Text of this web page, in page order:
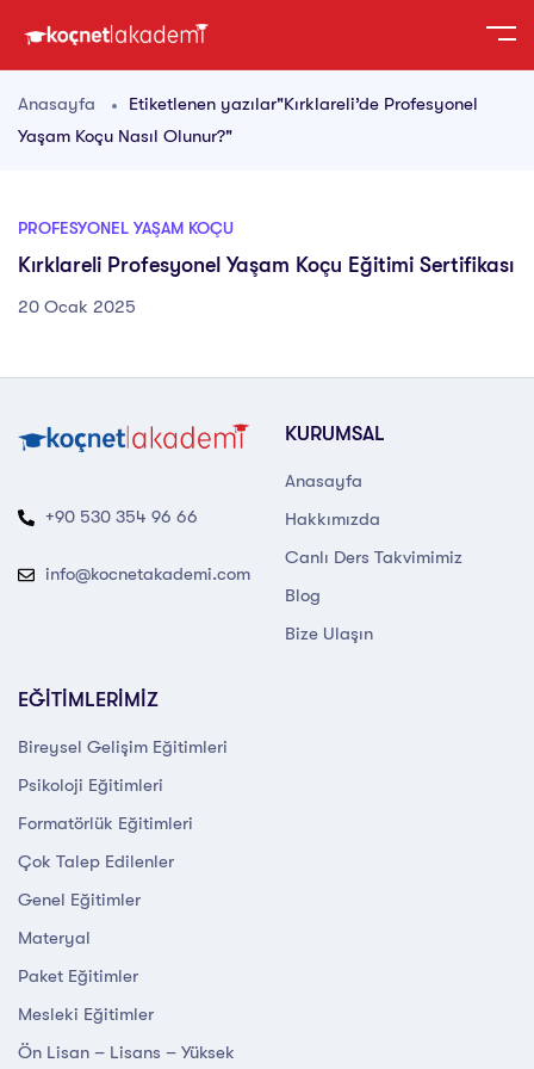
Anasayfa
Etiketlenen yazılar"Kırklareli’de Profesyonel
Yaşam Koçu Nasıl Olunur?"
PROFESYONEL YAŞAM KOÇU
Kırklareli Profesyonel Yaşam Koçu Eğitimi Sertifikası
20 Ocak 2025
+90 530 354 96 66
info@kocnetakademi.com
KURUMSAL
Anasayfa
Hakkımızda
Canlı Ders Takvimimiz
Blog
Bize Ulaşın
EĞİTİMLERİMİZ
Bireysel Gelişim Eğitimleri
Psikoloji Eğitimleri
Formatörlük Eğitimleri
Çok Talep Edilenler
Genel Eğitimler
Materyal
Paket Eğitimler
Mesleki Eğitimler
Ön Lisan – Lisans – Yüksek